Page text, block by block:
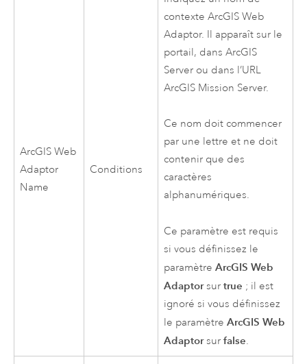
ArcGIS Web
Adaptor
Name
Conditions
contexteArcGIS Web
Adaptor. Il apparaît sur le
portail, dansArcGIS
Server ou dans l’URL
ArcGIS Mission Server.
Ce nom doit commencer
par une lettre et ne doit
contenir que des
caractères
alphanumériques.
Ce paramètre est requis
si vous définissez le
paramètreArcGIS Web
Adaptorsurtrue ; il est
ignoré si vous définissez
le paramètreArcGIS Web
Adaptorsurfalse.